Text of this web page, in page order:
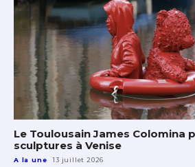
Le Toulousain James Colomina
sculptures à Venise
A la une 13 juillet 2026